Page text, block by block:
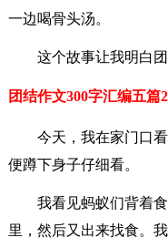
一边喝骨头汤。
这个故事让我明白团
团结作文300字汇编五篇2
今天，我在家门口
便蹲下身子仔细看。
我看见蚂蚁们背着
里，然后又出来找食。